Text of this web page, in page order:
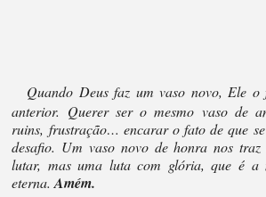
Quando Deus faz um vaso novo, Ele
anterior. Querer ser o mesmo vaso de
ruins, frustração… encarar o fato de que
desafio. Um vaso novo de honra nos traz
lutar, mas uma luta com glória, que é a
eterna.Amém.